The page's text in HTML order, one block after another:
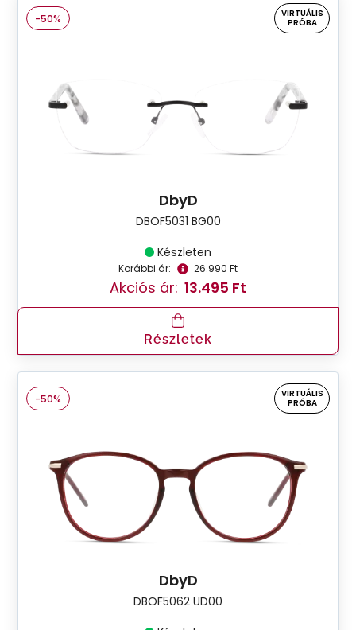
-50%
VIRTUÁLIS
PRÓBA
DbyD
DBOF5031 BG00
Készleten
Korábbi ár: 26.990 Ft
Akciós ár: 13.495 Ft
Részletek
-50%
VIRTUÁLIS
PRÓBA
DbyD
DBOF5062 UD00